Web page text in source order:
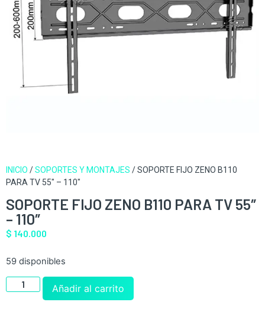
INICIO /SOPORTES Y MONTAJES / SOPORTE FIJO ZENO B110
PARA TV 55″ – 110″
SOPORTE FIJO ZENO B110 PARA TV 55″
– 110″
$ 140.000
59 disponibles
Añadir al carrito